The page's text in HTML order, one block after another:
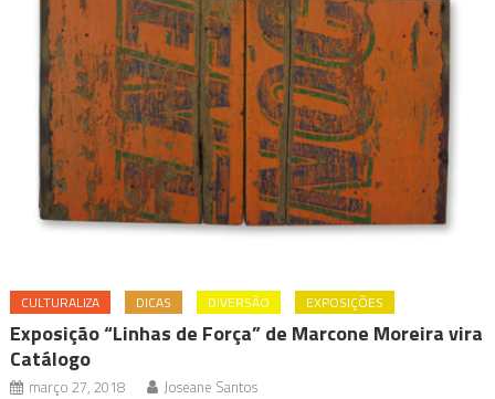
CULTURALIZA DICAS DIVERSÃO EXPOSIÇÕES
Exposição “Linhas de Força” de Marcone Moreira vira
Catálogo
março 27, 2018 Joseane Santos